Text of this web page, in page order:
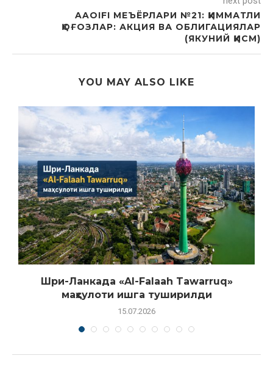
AAOIFI МЕЪЁРЛАРИ №21: ҚИММАТЛИ
ҚОҒОЗЛАР: АКЦИЯ ВА ОБЛИГАЦИЯЛАР
(ЯКУНИЙ ҚИСМ)
YOU MAY ALSO LIKE
Шри-Ланкада «Al-Falaah Tawarruq»
маҳсулоти ишга туширилди
15.07.2026